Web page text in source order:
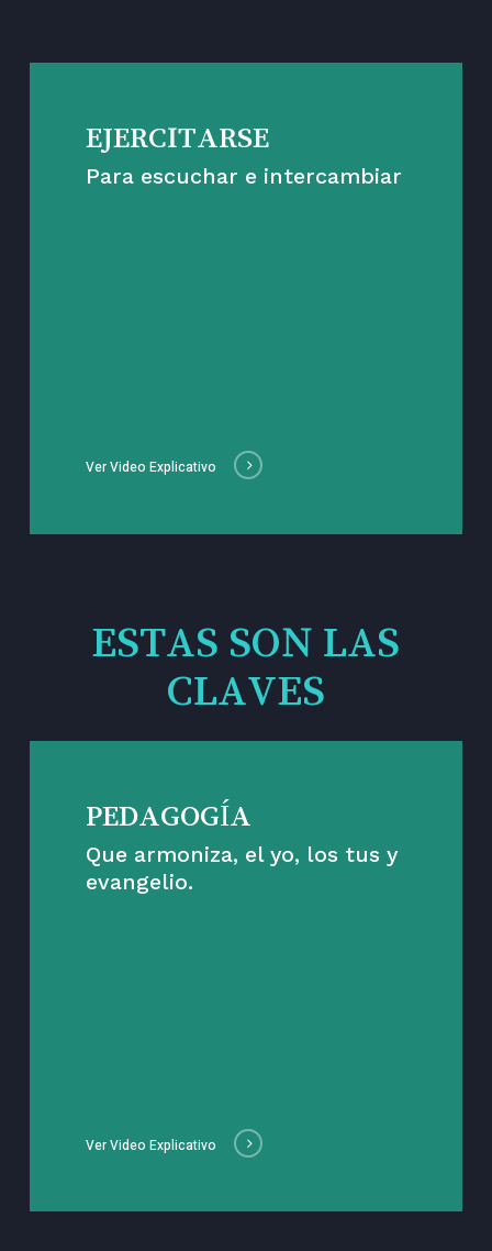
EJERCITARSE
Para escuchar e intercambiar
Ver Video Explicativo
ESTAS SON LAS
CLAVES
PEDAGOGÍA
Que armoniza, el yo, los tus y
evangelio.
Ver Video Explicativo